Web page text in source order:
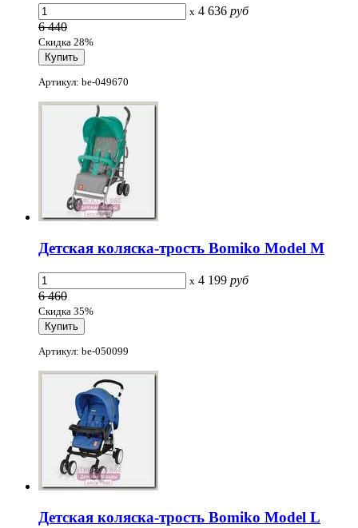
x 4 636 руб
6 440
Скидка 28%
Артикул: be-049670
Детская коляска-трость Bomiko Model M
x 4 199 руб
6 460
Скидка 35%
Артикул: be-050099
Детская коляска-трость Bomiko Model L